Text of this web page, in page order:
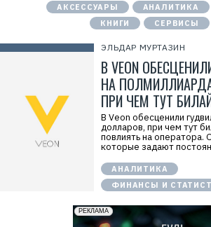
АКСЕССУАРЫ
АНАЛИТИКА
КНИГИ
СЕРВИСЫ
ЭЛЬДАР МУРТАЗИН
В VEON
НА
ПРИ ЧЕМ ТУТ
В Veon обесценили
долларов, при чем тут
повлиять на оператора.
которые задают
АНАЛИТИКА
ФИНАНСЫ И